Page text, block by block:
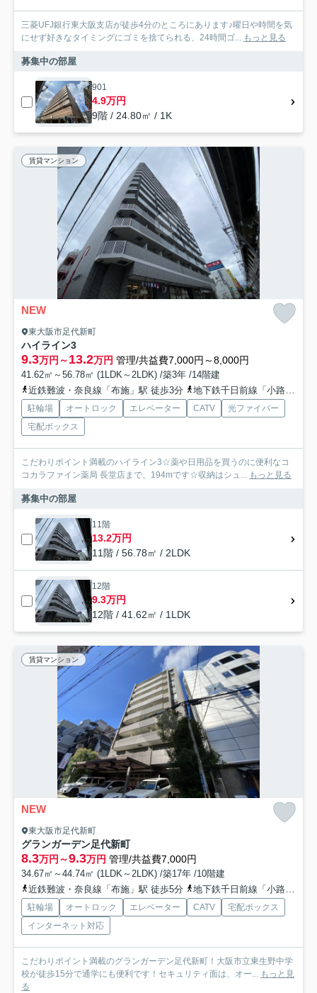
三菱UFJ銀行東大阪支店が徒歩4分のところにあります♪曜日や時間を気
にせず好きなタイミングにゴミを捨てられる、24時間ゴ... もっと見る
募集中の部屋
901
4.9万円
9階 / 24.80㎡ / 1K
賃貸マンション
NEW
東大阪市足代新町
ハイライン3
9.3万円～13.2万円 管理/共益費7,000円～8,000円
41.62㎡～56.78㎡ (1LDK～2LDK) /築3年 /14階建
近鉄難波・奈良線「布施」駅 徒歩3分
地下鉄千日前線「小路」駅 徒歩9分
駐輪場 オートロック エレベーター CATV
光ファイバー
宅配ボックス
こだわりポイント満載のハイライン3☆薬や日用品を買うのに便利なコ
コカラファイン薬局 長堂店まで、194mです☆収納はシュ... もっと見る
募集中の部屋
11階
13.2万円
11階 / 56.78㎡ / 2LDK
12階
9.3万円
12階 / 41.62㎡ / 1LDK
賃貸マンション
NEW
東大阪市足代新町
グランガーデン足代新町
8.3万円～9.3万円 管理/共益費7,000円
34.67㎡～44.74㎡ (1LDK～2LDK) /築17年 /10階建
近鉄難波・奈良線「布施」駅 徒歩5分
地下鉄千日前線「小路」駅 徒歩8分
駐輪場 オートロック エレベーター CATV
宅配ボックス
インターネット対応
こだわりポイント満載のグランガーデン足代新町！大阪市立東生野中学
校が徒歩15分で通学にも便利です！セキュリティ面は、オー... もっと見
る